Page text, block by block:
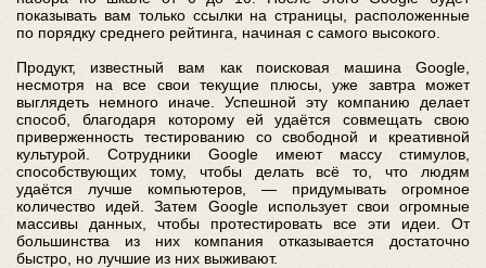
показывать вам только ссылки на страницы, расположенные
по порядку среднего рейтинга, начиная с самого высокого.
Продукт, известный вам как поисковая машина Google,
несмотря на все свои текущие плюсы, уже завтра может
выглядеть немного иначе. Успешной эту компанию делает
способ, благодаря которому ей удаётся совмещать свою
приверженность тестированию со свободной и креативной
культурой. Сотрудники Google имеют массу стимулов,
способствующих тому, чтобы делать всё то, что людям
удаётся лучше компьютеров, — придумывать огромное
количество идей. Затем Google использует свои огромные
массивы данных, чтобы протестировать все эти идеи. От
большинства из них компания отказывается достаточно
быстро, но лучшие из них выживают.